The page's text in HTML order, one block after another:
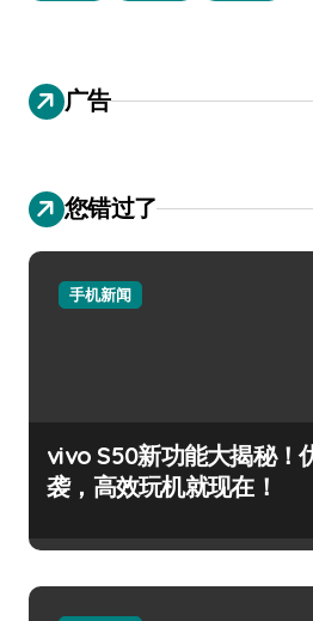
广告
您错过了
手机新闻
vivo S50新功能大揭秘！
袭，高效玩机就现在！